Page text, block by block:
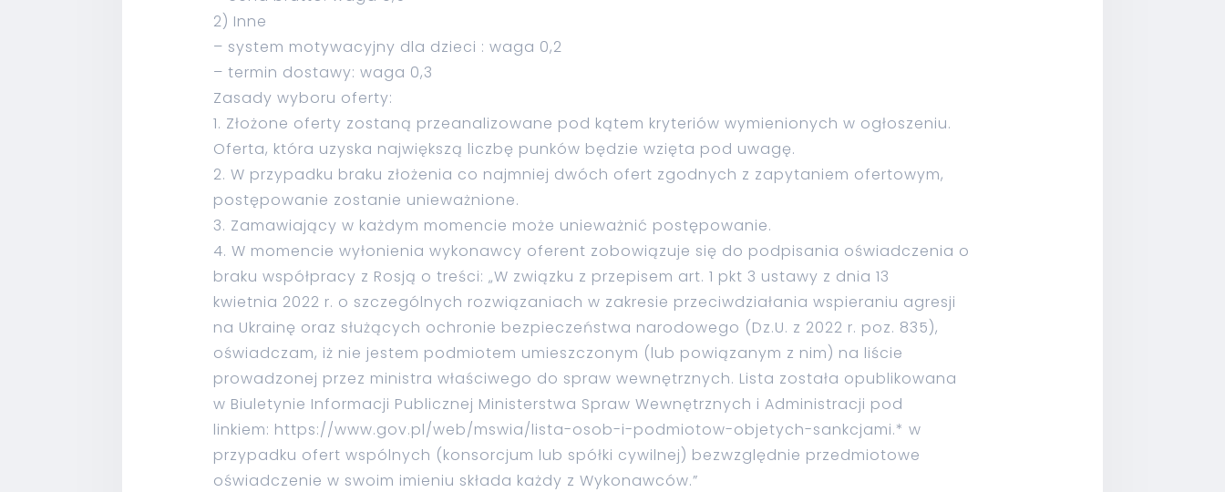
2) Inne
– system motywacyjny dla dzieci : waga 0,2
– termin dostawy: waga 0,3
Zasady wyboru oferty:
1. Złożone oferty zostaną przeanalizowane pod kątem kryteriów wymienionych w ogłoszeniu.
Oferta, która uzyska największą liczbę punków będzie wzięta pod uwagę.
2. W przypadku braku złożenia co najmniej dwóch ofert zgodnych z zapytaniem ofertowym,
postępowanie zostanie unieważnione.
3. Zamawiający w każdym momencie może unieważnić postępowanie.
4. W momencie wyłonienia wykonawcy oferent zobowiązuje się do podpisania oświadczenia o
braku współpracy z Rosją o treści: „W związku z przepisem art. 1 pkt 3 ustawy z dnia 13
kwietnia 2022 r. o szczególnych rozwiązaniach w zakresie przeciwdziałania wspieraniu agresji
na Ukrainę oraz służących ochronie bezpieczeństwa narodowego (Dz.U. z 2022 r. poz. 835),
oświadczam, iż nie jestem podmiotem umieszczonym (lub powiązanym z nim) na liście
prowadzonej przez ministra właściwego do spraw wewnętrznych. Lista została opublikowana
w Biuletynie Informacji Publicznej Ministerstwa Spraw Wewnętrznych i Administracji pod
linkiem: https://www.gov.pl/web/mswia/lista-osob-i-podmiotow-objetych-sankcjami.* w
przypadku ofert wspólnych (konsorcjum lub spółki cywilnej) bezwzględnie przedmiotowe
oświadczenie w swoim imieniu składa każdy z Wykonawców.”